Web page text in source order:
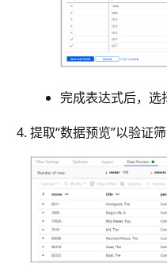
完成表达式后，选
提取“数据预览”以验证